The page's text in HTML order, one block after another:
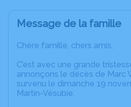
Message de la famille
Chère famille, chers amis,
C’est avec une grande
annonçons le décès de Marc
survenu le dimanche 19
Martin-Vésubie.